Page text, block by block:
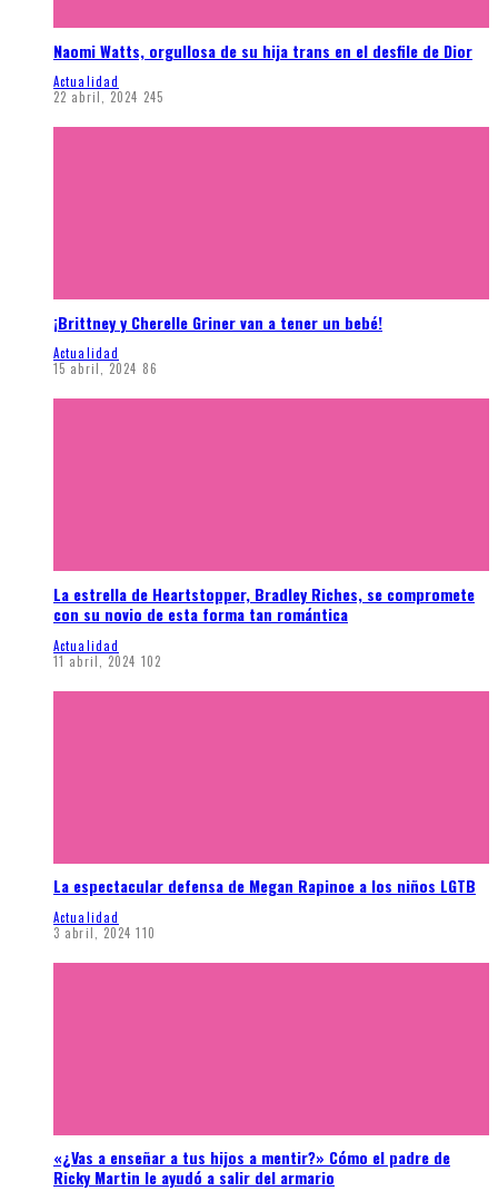
Naomi Watts, orgullosa de su hija trans en el desfile de Dior
Actualidad
22 abril, 2024 245
¡Brittney y Cherelle Griner van a tener un bebé!
Actualidad
15 abril, 2024 86
La estrella de Heartstopper, Bradley Riches, se compromete
con su novio de esta forma tan romántica
Actualidad
11 abril, 2024 102
La espectacular defensa de Megan Rapinoe a los niños LGTB
Actualidad
3 abril, 2024 110
«¿Vas a enseñar a tus hijos a mentir?» Cómo el padre de
Ricky Martin le ayudó a salir del armario